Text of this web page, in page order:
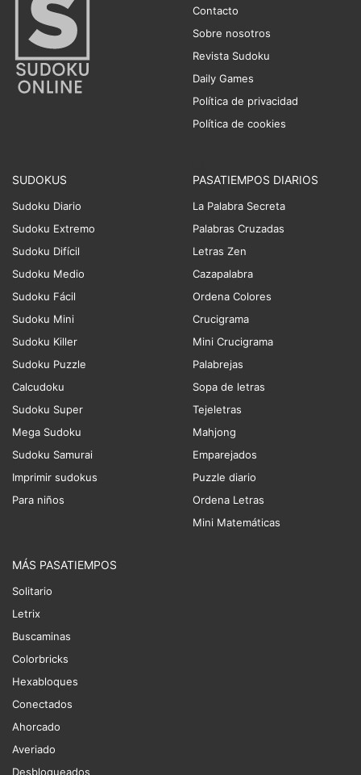
Contacto
Sobre nosotros
Revista Sudoku
Daily Games
Política de privacidad
Política de cookies
SUDOKUS
Sudoku Diario
Sudoku Extremo
Sudoku Difícil
Sudoku Medio
Sudoku Fácil
Sudoku Mini
Sudoku Killer
Sudoku Puzzle
Calcudoku
Sudoku Super
Mega Sudoku
Sudoku Samurai
Imprimir sudokus
Para niños
PASATIEMPOS DIARIOS
La Palabra Secreta
Palabras Cruzadas
Letras Zen
Cazapalabra
Ordena Colores
Crucigrama
Mini Crucigrama
Palabrejas
Sopa de letras
Tejeletras
Mahjong
Emparejados
Puzzle diario
Ordena Letras
Mini Matemáticas
MÁS PASATIEMPOS
Solitario
Letrix
Buscaminas
Colorbricks
Hexabloques
Conectados
Ahorcado
Averiado
Desbloqueados